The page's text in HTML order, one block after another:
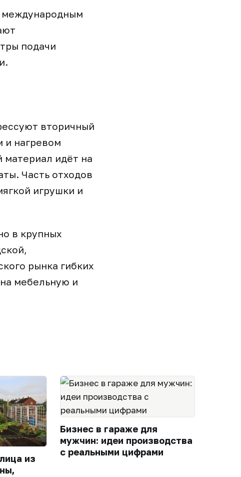
международным
подачи
вторичный
и нагревом
материал идёт на
Часть отходов
игрушки и
в крупных
рынка гибких
мебельную и
из
Бизнес в гараже для
мужчин: идеи производства
с реальными цифрами